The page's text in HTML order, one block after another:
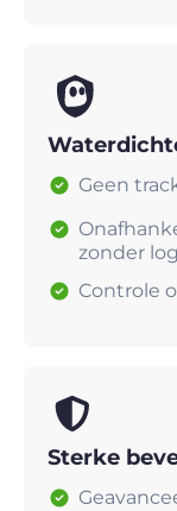
Geen
zonder
Controle
Sterke